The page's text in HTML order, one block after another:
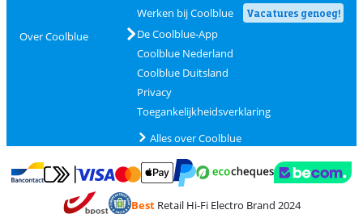
Over Coolblue
Werken bij Coolblue
Vacatures genoeg!
De Coolblue-App
Coolblue Nederland
Coolblue Duitsland
Privacy
Toegankelijkheidsverklaring
Alles over Coolblue
Betalen met Bancontact
Betalen met MasterCard en Visa via ClickToPay
Betalen met PayPal
BestRetail Hi-Fi Electro Brand 2024